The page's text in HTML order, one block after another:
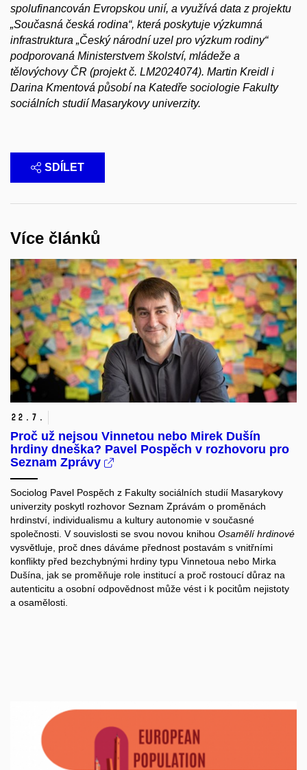
spolufinancován Evropskou unií, a využívá data z projektu
„Současná česká rodina“, která poskytuje výzkumná
infrastruktura „Český národní uzel pro výzkum rodiny“
podporovaná Ministerstvem školství, mládeže a
tělovýchovy ČR (projekt č. LM2024074). Martin Kreidl i
Darina Kmentová působí na Katedře sociologie Fakulty
sociálních studií Masarykovy univerzity.
SDÍLET
Více článků
22. 7.
Proč už nejsou Vinnetou nebo Mirek Dušín
hrdiny dneška? Pavel Pospěch v rozhovoru pro
Seznam Zprávy
Sociolog Pavel Pospěch z Fakulty sociálních studií Masarykovy
univerzity poskytl rozhovor Seznam Zprávám o proměnách
hrdinství, individualismu a kultury autonomie v současné
společnosti. V souvislosti se svou novou knihou Osamělí hrdinové
vysvětluje, proč dnes dáváme přednost postavám s vnitřními
konflikty před bezchybnými hrdiny typu Vinnetoua nebo Mirka
Dušína, jak se proměňuje role institucí a proč rostoucí důraz na
autenticitu a osobní odpovědnost může vést i k pocitům nejistoty
a osamělosti.